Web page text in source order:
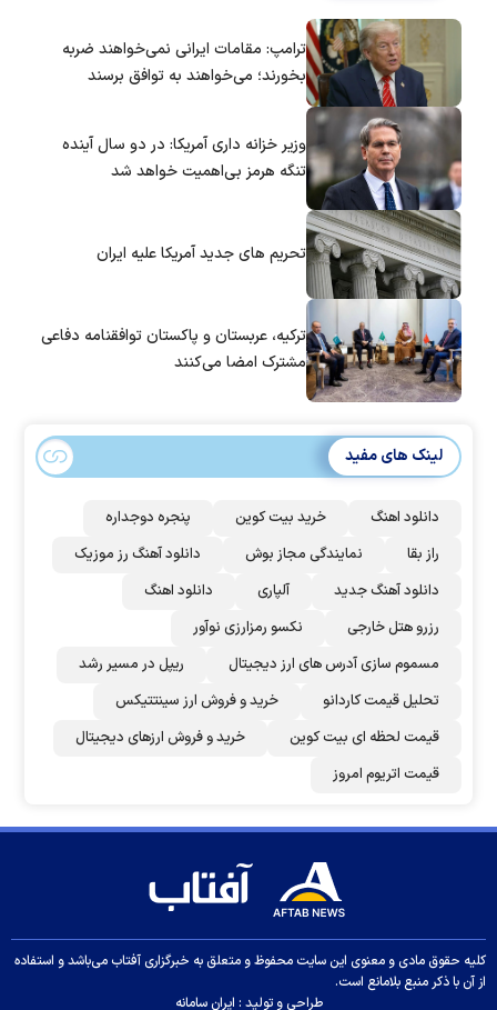
ترامپ: مقامات ایرانی نمی‌خواهند ضربه
بخورند؛ می‌خواهند به توافق برسند
وزیر خزانه داری آمریکا: در دو سال آینده
تنگه هرمز بی‌اهمیت خواهد شد
تحریم های جدید آمریکا علیه ایران
ترکیه، عربستان و پاکستان توافقنامه دفاعی
مشترک امضا می‌کنند
لینک های مفید
دانلود اهنگ خرید بیت کوین
پنجره دوجداره
راز بقا
نمایندگی مجاز بوش
دانلود آهنگ رز‌ موزیک
دانلود آهنگ جدید
آلپاری
دانلود اهنگ
رزرو هتل خارجی
نکسو رمزارزی نوآور
مسموم سازی آدرس های ارز دیجیتال
ریپل در مسیر رشد
تحلیل قیمت کاردانو
خرید و فروش ارز سینتتیکس
قیمت لحظه ای بیت کوین
خرید و فروش ارزهای دیجیتال
قیمت اتریوم امروز
کلیه حقوق مادی و معنوی این سایت محفوظ و متعلق به خبرگزاری آفتاب می‌باشد و استفاده
از آن با ذکر منبع بلامانع است.
طراحی و تولید : ایران سامانه